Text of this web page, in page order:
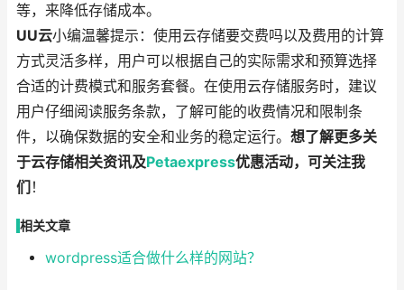
等，来降低存储成本。
UU云小编温馨提示：使用云存储要交费吗以及费用的计算
方式灵活多样，用户可以根据自己的实际需求和预算选择
合适的计费模式和服务套餐。在使用云存储服务时，建议
用户仔细阅读服务条款，了解可能的收费情况和限制条
件，以确保数据的安全和业务的稳定运行。 想了解更多关
于云存储相关资讯及Petaexpress优惠活动，可关注我
们 ！
相关文章
wordpress适合做什么样的网站？